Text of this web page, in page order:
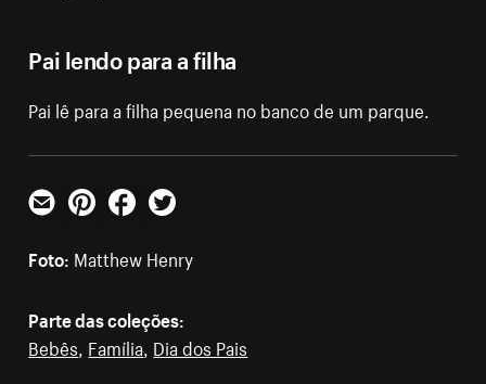
Pai lendo para a filha
Pai lê para a filha pequena no banco de um parque.
E-mailPinterestFacebookTwitter
Foto: Matthew Henry
Parte das coleções:
Bebês, Família, Dia dos Pais